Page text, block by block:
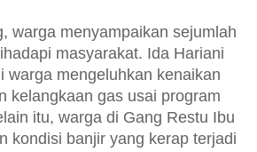
warga menyampaikan sejumlah
masyarakat. Ida Hariani
warga mengeluhkan kenaikan
kelangkaan gas usai program
itu, warga di Gang Restu Ibu
kondisi banjir yang kerap terjadi